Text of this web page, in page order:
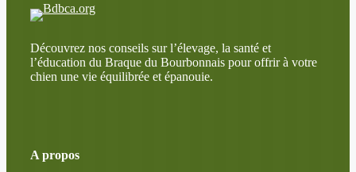
Découvrez nos conseils sur l’élevage, la santé et
l’éducation du Braque du Bourbonnais pour offrir à votre
chien une vie équilibrée et épanouie.
A propos